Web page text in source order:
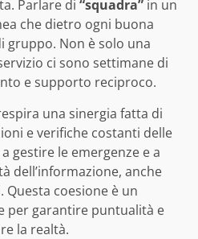
Parlare di “squadra” in un
che dietro ogni buona
gruppo. Non è solo una
ci sono settimane di
e supporto reciproco.
una sinergia fatta di
e verifiche costanti delle
gestire le emergenze e a
dell’informazione, anche
coesione è un
per garantire puntualità e
la realtà.